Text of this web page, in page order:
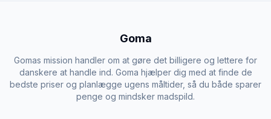
Goma
Gomas mission handler om at gøre det billigere og lettere for
danskere at handle ind. Goma hjælper dig med at finde de
bedste priser og planlægge ugens måltider, så du både sparer
penge og mindsker madspild.